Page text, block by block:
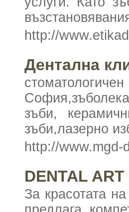
http://
Дентална
зъби,
зъби,лазерно
http://
DENTAL
За красотата